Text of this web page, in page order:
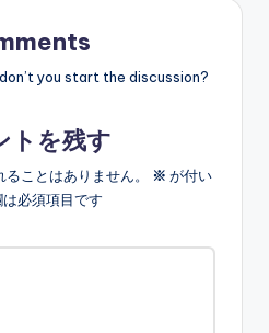
you start the discussion?
トを残す
ことはありません。 ※ が付い
必須項目です